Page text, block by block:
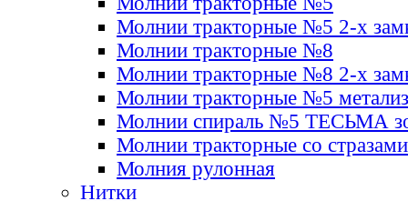
Молнии тракторные №5 2-х
Молнии тракторные №8
Молнии тракторные №8 2-х
Молнии тракторные №5
Молнии спираль №5 ТЕСЬМА
Молнии тракторные со стразами
Молния рулонная
Нитки